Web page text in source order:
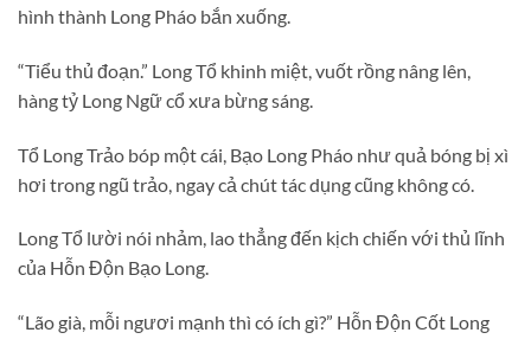
hình thành Long Pháo bắn xuống.
“Tiểu thủ đoạn.” Long Tổ khinh miệt, vuốt rồng nâng lên,
hàng tỷ Long Ngữ cổ xưa bừng sáng.
Tổ Long Trảo bóp một cái, Bạo Long Pháo như quả bóng bị xì
hơi trong ngũ trảo, ngay cả chút tác dụng cũng không có.
Long Tổ lười nói nhảm, lao thẳng đến kịch chiến với thủ lĩnh
của Hỗn Độn Bạo Long.
“Lão già, mỗi ngươi mạnh thì có ích gì?” Hỗn Độn Cốt Long